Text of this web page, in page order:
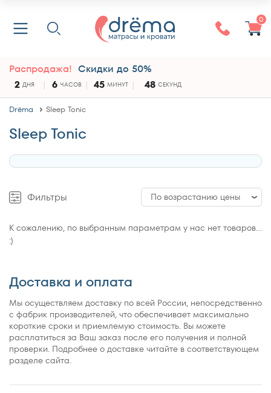
0
Распродажа! Скидки до 50%
2 ДНЯ 6 ЧАСОВ 45 МИНУТ 47 СЕКУНД
Drёma Sleep Tonic
Sleep Tonic
Фильтры По возрастанию цены
По рейтингу
К сожалению, по выбранным параметрам у нас нет товаров...
:)
Доставка и оплата
Мы осуществляем доставку по всей России, непосредственно
с фабрик производителей, что обеспечивает максимально
короткие сроки и приемлемую стоимость. Вы можете
расплатиться за Ваш заказ после его получения и полной
проверки. Подробнее о доставке читайте в соответствующем
разделе сайта.